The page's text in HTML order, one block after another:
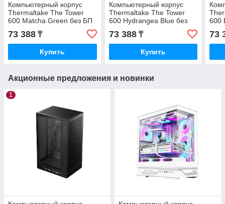
Компьютерный корпус
Thermaltake The Tower
600 Matcha Green без БП
(CA-1Z1-00MEWN-00)
73 388 ₸
Купить
Компьютерный корпус
Thermaltake The Tower
600 Hydrangea Blue без
БП (CA-1Z1-00MFWN-00)
73 388₸
Купить
600
73
Акционные предложения и новинки
1